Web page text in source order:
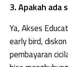
3. Apakah ada
Ya, Akses
early bird,
pembayaran